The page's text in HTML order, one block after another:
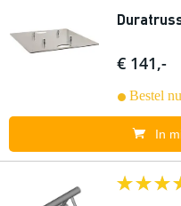
€ 141,-
Bestel
In